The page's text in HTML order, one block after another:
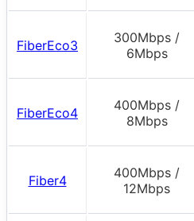
FiberEco3
300Mbps /
6Mbps
FiberEco4
400Mbps /
8Mbps
Fiber4
400Mbps /
12Mbps